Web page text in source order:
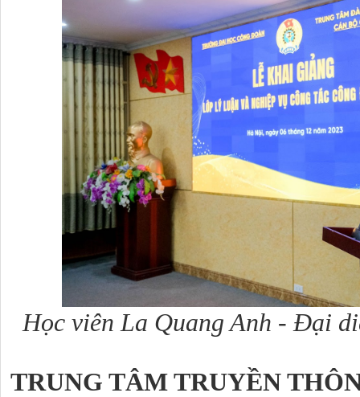
Học viên La Quang Anh - Đại
TRUNG TÂM TRUYỀN